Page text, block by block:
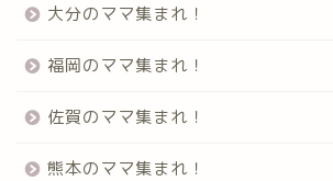
大分のママ集まれ！
福岡のママ集まれ！
佐賀のママ集まれ！
熊本のママ集まれ！